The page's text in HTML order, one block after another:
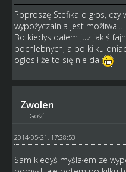
Poproszę Stefika o głos, czy
wypożyczalnia jest możliwa...
Bo kiedys dałem juz jakiś
pochlebnych, a po kilku
ogłosił że to się nie da
Zwolen
Gość
2014-05-21, 17:28:53
Sam kiedyś myślałem ze